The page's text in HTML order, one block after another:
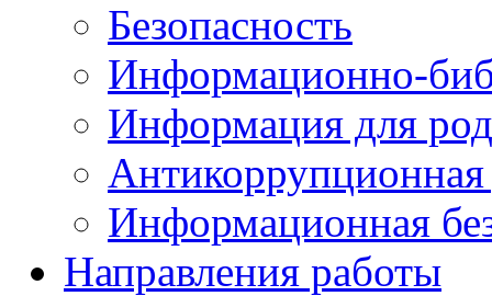
Безопасность
Информационно-
Информация для
Антикоррупционная
Информационная
Направления работы